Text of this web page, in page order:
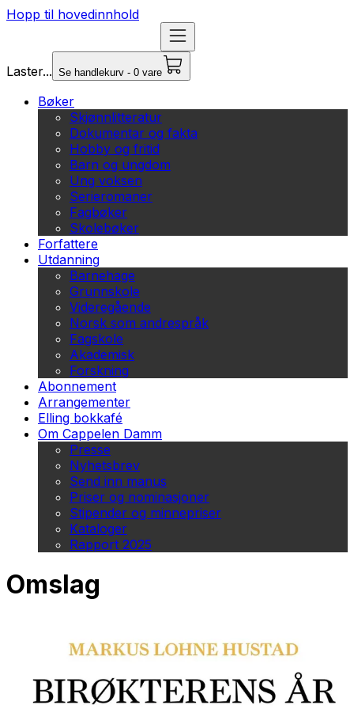
Hopp til hovedinnhold
Laster... Se handlekurv - 0 vare
Bøker
Skjønnlitteratur
Dokumentar og fakta
Hobby og fritid
Barn og ungdom
Ung voksen
Serieromaner
Fagbøker
Skolebøker
Forfattere
Utdanning
Barnehage
Grunnskole
Videregående
Norsk som andrespråk
Fagskole
Akademisk
Forskning
Abonnement
Arrangementer
Elling bokkafé
Om Cappelen Damm
Presse
Nyhetsbrev
Send inn manus
Priser og nominasjoner
Stipender og minnepriser
Kataloger
Rapport 2025
Omslag